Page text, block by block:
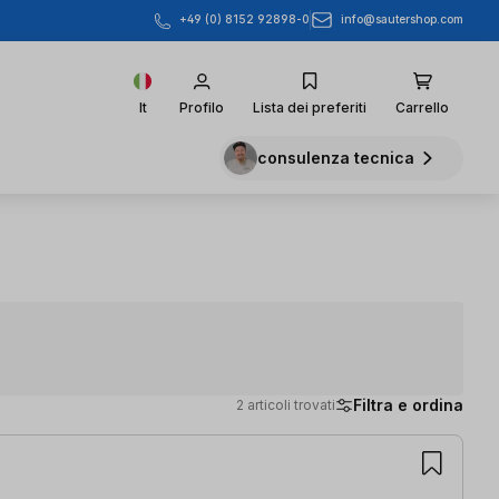
+49 (0) 8152 92898-0 info@sautershop.com
It Profilo Lista dei preferiti Carrello
consulenza tecnica
2 articoli trovati Filtra e ordina